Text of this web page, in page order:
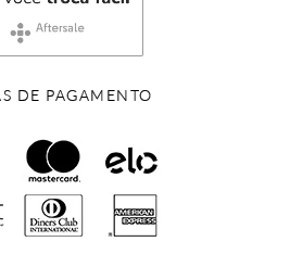
DE PAGAMENTO